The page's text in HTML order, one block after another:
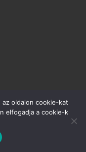
gondozása,
oldalon cookie-kat
elfogadja a cookie-k